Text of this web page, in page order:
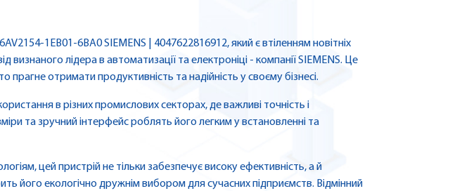
1EB01-6BA0 SIEMENS | 4047622816912, який є втіленням новітніх
визнаного лідера в автоматизації та електроніці - компанії SIEMENS. Це
прагне отримати продуктивність та надійність у своєму бізнесі.
в різних промислових секторах, де важливі точність і
та зручний інтерфейс роблять його легким у встановленні та
цей пристрій не тільки забезпечує високу ефективність, а й
його екологічно дружнім вибором для сучасних підприємств. Відмінний